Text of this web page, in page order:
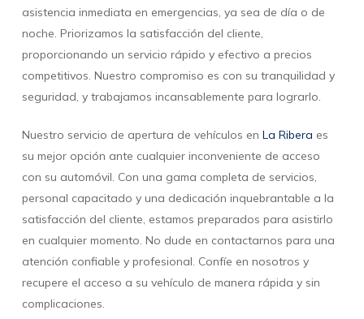
asistencia inmediata en emergencias, ya sea de día o de
noche. Priorizamos la satisfacción del cliente,
proporcionando un servicio rápido y efectivo a precios
competitivos. Nuestro compromiso es con su tranquilidad y
seguridad, y trabajamos incansablemente para lograrlo.
Nuestro servicio de apertura de vehículos en La Ribera es
su mejor opción ante cualquier inconveniente de acceso
con su automóvil. Con una gama completa de servicios,
personal capacitado y una dedicación inquebrantable a la
satisfacción del cliente, estamos preparados para asistirlo
en cualquier momento. No dude en contactarnos para una
atención confiable y profesional. Confíe en nosotros y
recupere el acceso a su vehículo de manera rápida y sin
complicaciones.